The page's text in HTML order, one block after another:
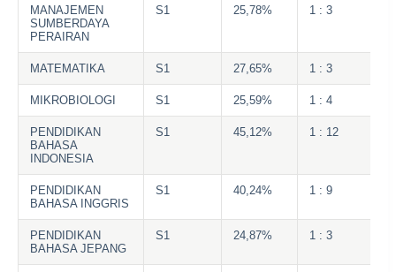
MANAJEMEN
SUMBERDAYA
PERAIRAN
S1 25,78% 1 : 3
MATEMATIKA S1 27,65% 1 : 3
MIKROBIOLOGI S1 25,59% 1 : 4
PENDIDIKAN
BAHASA
INDONESIA
S1 45,12% 1 : 12
PENDIDIKAN
BAHASA INGGRIS
S1 40,24% 1 : 9
PENDIDIKAN
BAHASA JEPANG
S1 24,87% 1 : 3